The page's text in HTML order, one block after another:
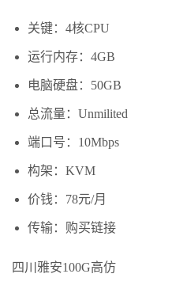
关键：4核CPU
运行内存：4GB
电脑硬盘：50GB
总流量：Unmilited
端口号：10Mbps
构架：KVM
价钱：78元/月
传输：购买链接
四川雅安100G高仿